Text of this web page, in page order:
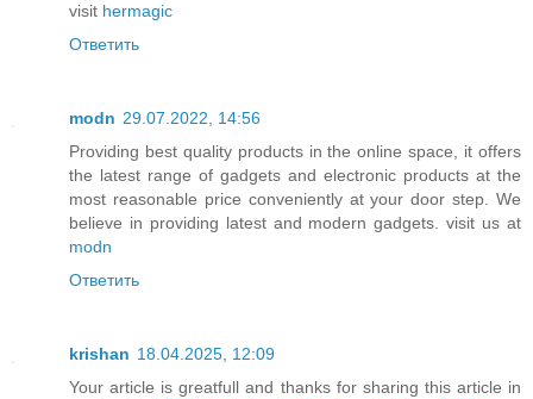
visit hermagic
Ответить
modn 29.07.2022, 14:56
Providing best quality products in the online space, it offers
the latest range of gadgets and electronic products at the
most reasonable price conveniently at your door step. We
believe in providing latest and modern gadgets. visit us at
modn
Ответить
krishan 18.04.2025, 12:09
Your article is greatfull and thanks for sharing this article in